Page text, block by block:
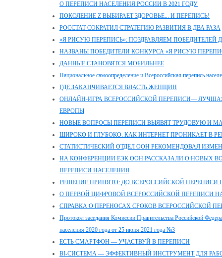
О ПЕРЕПИСИ НАСЕЛЕНИЯ РОССИИ В 2021 ГОДУ
ПОКОЛЕНИЕ Z ВЫБИРАЕТ ЗДОРОВЬЕ... И ПЕРЕПИСЬ!
РОССТАТ СОКРАТИЛ СТРАТЕГИЮ РАЗВИТИЯ В ДВА РАЗА
«Я РИСУЮ ПЕРЕПИСЬ»: ПОЗДРАВЛЯЕМ ПОБЕДИТЕЛЕЙ
НАЗВАНЫ ПОБЕДИТЕЛИ КОНКУРСА «Я РИСУЮ
ДАННЫЕ СТАНОВЯТСЯ МОБИЛЬНЕЕ
Национальное самоопределение и Всероссийская перепись
ГДЕ ЗАКАНЧИВАЕТСЯ ВЛАСТЬ ЖЕНЩИН
ОНЛАЙН-ИГРА ВСЕРОССИЙСКОЙ ПЕРЕПИСИ—
ЕВРОПЫ
НОВЫЕ ВОПРОСЫ ПЕРЕПИСИ ВЫЯВЯТ ТРУДОВУЮ И
ШИРОКО И ГЛУБОКО: КАК ИНТЕРНЕТ ПРОНИКАЕТ В
СТАТИСТИЧЕСКИЙ ОТДЕЛ ООН РЕКОМЕНДОВАЛ
НА КОНФЕРЕНЦИИ ЕЭК ООН РАССКАЗАЛИ О НОВЫХ
ПЕРЕПИСИ НАСЕЛЕНИЯ
РЕШЕНИЕ ПРИНЯТО: ДО ВСЕРОССИЙСКОЙ ПЕРЕПИСИ
О ПЕРВОЙ ЦИФРОВОЙ ВСЕРОССИЙСКОЙ ПЕРЕПИСИ
СПРАВКА О ПЕРЕНОСАХ СРОКОВ ВСЕРОССИЙСКОЙ
Протокол заседания Комиссии Правительства Российской
населения 2020 года от 25 июня 2021 года №3
ЕСТЬ СМАРТФОН — УЧАСТВУЙ В ПЕРЕПИСИ
BI-СИСТЕМА — ЭФФЕКТИВНЫЙ ИНСТРУМЕНТ ДЛЯ